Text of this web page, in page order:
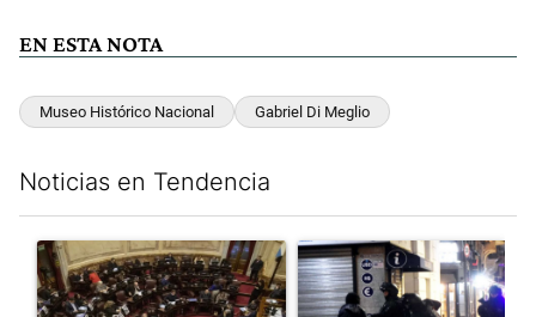
EN ESTA NOTA
Museo Histórico Nacional Gabriel Di Meglio
Noticias en Tendencia
Un artículo de tendencia con el título "El Senado dio media
Un artículo de tendencia con